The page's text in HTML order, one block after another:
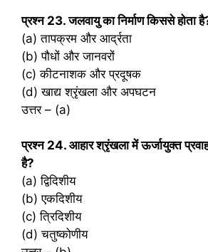
प्रश्‍न 23. जलवायु का निर्माण किससे होता
(a) तापक्रम और आर्द्रता
(b) पौधों और जानवरों
(c) कीटनाशक और प्रदूषक
(d) खाद्य श्रृंखला और अपघटन
उत्तर – (a)
प्रश्‍न 24. आहार श्रृंखला में ऊर्जायुक्त
है?
(a) द्विदिशीय
(b) एकदिशीय
(c) त्रिदिशीय
(d) चतुष्कोणीय